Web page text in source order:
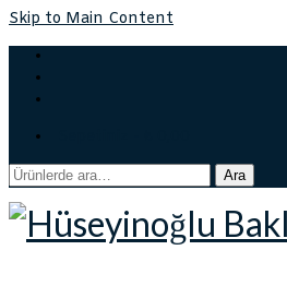
Skip to Main Content
Ara:
Ara